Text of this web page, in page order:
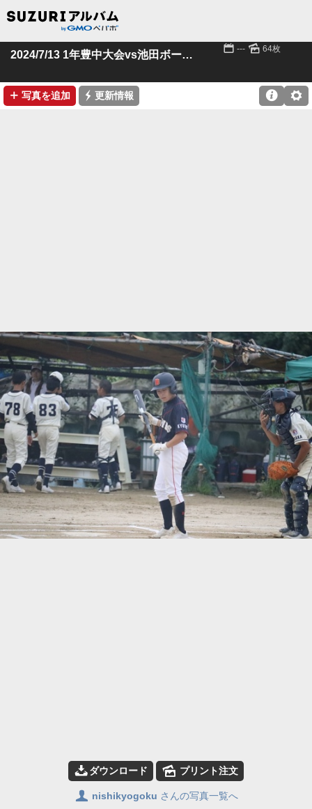
2024/7/13 1年豊中大会vs池田ボーイズ 📅 --- 🌄 64枚
➕ 写真を追加 ⚡ 更新情報 ⚙

📥ダウンロード 🌄 プリント注文
👤 nishikyogoku さんの写真一覧へ